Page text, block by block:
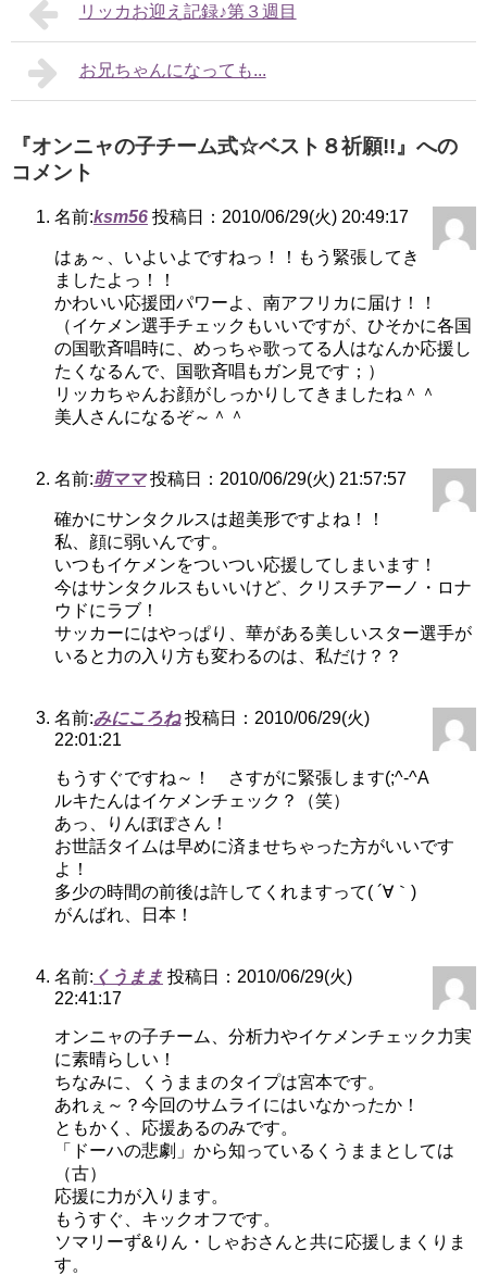
リッカお迎え記録♪第３週目
お兄ちゃんになっても...
『オンニャの子チーム式☆ベスト８祈願!!』への
コメント
名前:ksm56 投稿日：2010/06/29(火) 20:49:17
はぁ～、いよいよですねっ！！もう緊張してき
ましたよっ！！
かわいい応援団パワーよ、南アフリカに届け！！
（イケメン選手チェックもいいですが、ひそかに各国
の国歌斉唱時に、めっちゃ歌ってる人はなんか応援し
たくなるんで、国歌斉唱もガン見です；）
リッカちゃんお顔がしっかりしてきましたね＾＾
美人さんになるぞ～＾＾
名前:萌ママ 投稿日：2010/06/29(火) 21:57:57
確かにサンタクルスは超美形ですよね！！
私、顔に弱いんです。
いつもイケメンをついつい応援してしまいます！
今はサンタクルスもいいけど、クリスチアーノ・ロナ
ウドにラブ！
サッカーにはやっぱり、華がある美しいスター選手が
いると力の入り方も変わるのは、私だけ？？
名前:みにころね 投稿日：2010/06/29(火)
22:01:21
もうすぐですね～！ さすがに緊張します(;^-^A
ルキたんはイケメンチェック？（笑）
あっ、りんぽぽさん！
お世話タイムは早めに済ませちゃった方がいいです
よ！
多少の時間の前後は許してくれますって( ´∀｀)
がんばれ、日本！
名前: くうまま 投稿日：2010/06/29(火)
22:41:17
オンニャの子チーム、分析力やイケメンチェック力実
に素晴らしい！
ちなみに、くうままのタイプは宮本です。
あれぇ～？今回のサムライにはいなかったか！
ともかく、応援あるのみです。
「ドーハの悲劇」から知っているくうままとしては
（古）
応援に力が入ります。
もうすぐ、キックオフです。
ソマリーず&りん・しゃおさんと共に応援しまくりま
す。